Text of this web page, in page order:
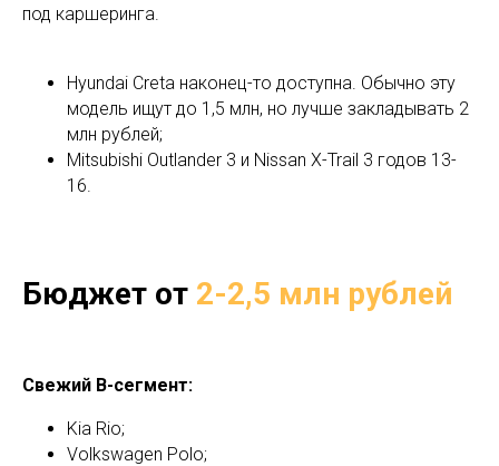
под каршеринга.
Hyundai Creta наконец-то доступна. Обычно эту
модель ищут до 1,5 млн, но лучше закладывать 2
млн рублей;
Mitsubishi Outlander 3 и Nissan X-Trail 3 годов 13-
16.
Бюджет от 2-2,5 млн рублей
Свежий B-сегмент:
Kia Rio;
Volkswagen Polo;